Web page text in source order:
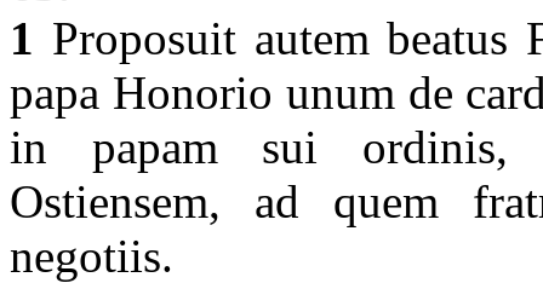
1 Proposuit autem beatus
papa Honorio unum de
in papam sui ordinis,
Ostiensem, ad quem
negotiis.